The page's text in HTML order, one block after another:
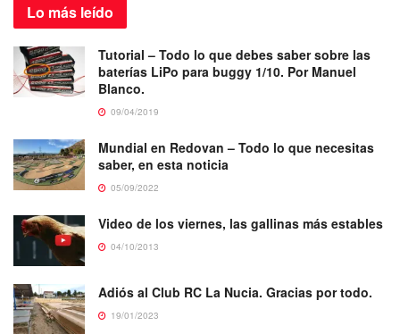
Lo más leído
Tutorial – Todo lo que debes saber sobre las
baterías LiPo para buggy 1/10. Por Manuel
Blanco.
09/04/2019
Mundial en Redovan – Todo lo que necesitas
saber, en esta noticia
05/09/2022
Video de los viernes, las gallinas más estables
04/10/2013
Adiós al Club RC La Nucia. Gracias por todo.
19/01/2023